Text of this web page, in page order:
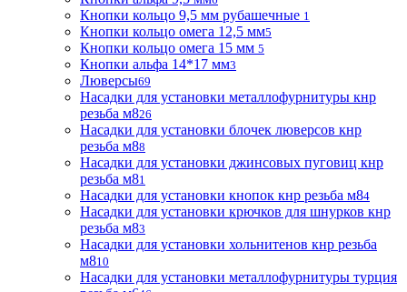
Кнопки кольцо 9,5 мм рубашечные 1
Кнопки кольцо омега 12,5 мм5
Кнопки кольцо омега 15 мм 5
Кнопки альфа 14*17 мм3
Люверсы69
Насадки для установки металлофурнитуры кнр
резьба м826
Насадки для установки блочек люверсов кнр
резьба м88
Насадки для установки джинсовых пуговиц кнр
резьба м81
Насадки для установки кнопок кнр резьба м84
Насадки для установки крючков для шнурков кнр
резьба м83
Насадки для установки хольнитенов кнр резьба
м810
Насадки для установки металлофурнитуры турция